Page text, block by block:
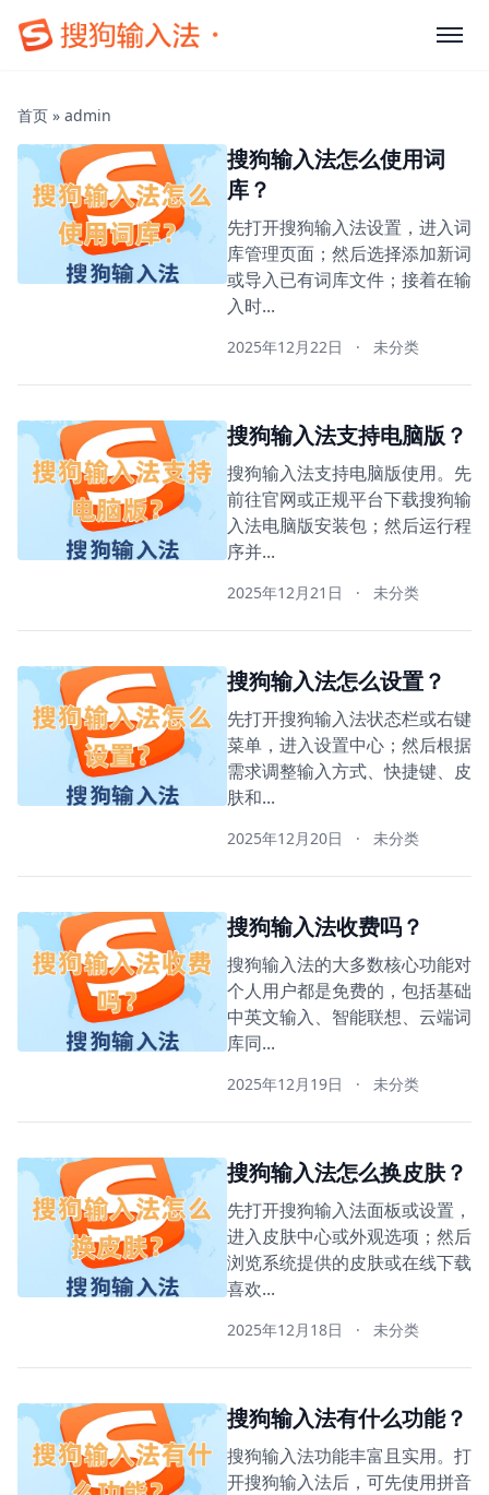
首页 » admin
搜狗输入法怎么使用词
库？
先打开搜狗输入法设置，进入词
库管理页面；然后选择添加新词
或导入已有词库文件；接着在输
入时...
2025年12月22日 · 未分类
搜狗输入法支持电脑版？
搜狗输入法支持电脑版使用。先
前往官网或正规平台下载搜狗输
入法电脑版安装包；然后运行程
序并...
2025年12月21日 · 未分类
搜狗输入法怎么设置？
先打开搜狗输入法状态栏或右键
菜单，进入设置中心；然后根据
需求调整输入方式、快捷键、皮
肤和...
2025年12月20日 · 未分类
搜狗输入法收费吗？
搜狗输入法的大多数核心功能对
个人用户都是免费的，包括基础
中英文输入、智能联想、云端词
库同...
2025年12月19日 · 未分类
搜狗输入法怎么换皮肤？
先打开搜狗输入法面板或设置，
进入皮肤中心或外观选项；然后
浏览系统提供的皮肤或在线下载
喜欢...
2025年12月18日 · 未分类
搜狗输入法有什么功能？
搜狗输入法功能丰富且实用。打
开搜狗输入法后，可先使用拼音